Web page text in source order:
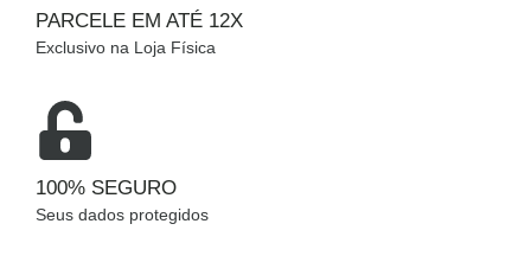
PARCELE EM ATÉ 12X
Exclusivo na Loja Física
100% SEGURO
Seus dados protegidos